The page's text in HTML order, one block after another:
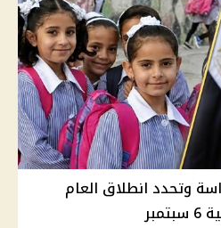
وتحدد انطلاق العام